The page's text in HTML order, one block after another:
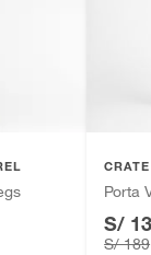
Porta
S/
S/ 189